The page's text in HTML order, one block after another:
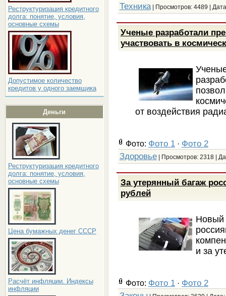
Реструктуризация кредитного
долга: понятие, условия,
основные схемы
Допустимое количество
кредитов у одного заемщика
Деньги
Реструктуризация кредитного
долга: понятие, условия,
основные схемы
Цена бумажных денег СССР
Расчёт инфляции. Индексы
инфляции
Техника| Просмотров: 4489 |
Ученые разработали
участвовать в
от воздействия
Фото: Фото 1· Фото 2
Здоровье| Просмотров: 2318 |
За утерянный багаж
рублей
и за
Фото: Фото 1· Фото 2